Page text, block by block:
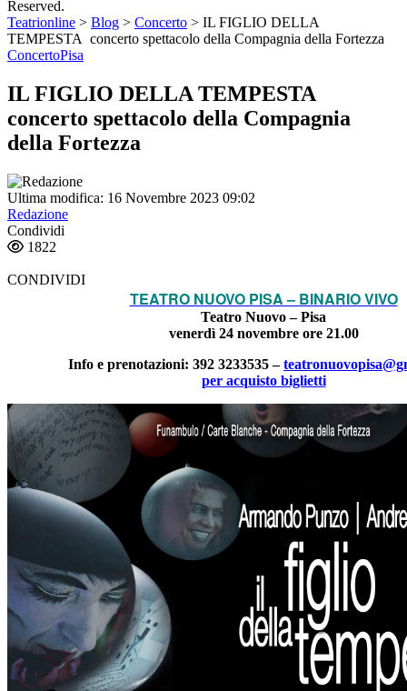
Reserved.
Teatrionline > Blog > Concerto > IL FIGLIO DELLA
TEMPESTA concerto spettacolo della Compagnia della Fortezza
ConcertoPisa
IL FIGLIO DELLA TEMPESTA
concerto spettacolo della Compagnia
della Fortezza
Ultima modifica: 16 Novembre 2023 09:02
Redazione
Condividi
1822
CONDIVIDI
TEATRO NUOVO PISA – BINARIO VIVO
Teatro Nuovo – Pisa
venerdì 24 novembre ore 21.00
Info e prenotazioni: 392 3233535 –
per acquisto biglietti